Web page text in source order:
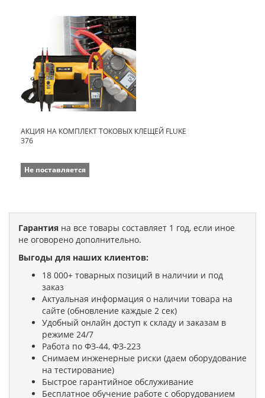
АКЦИЯ НА КОМПЛЕКТ ТОКОВЫХ КЛЕЩЕЙ FLUKE
376
Не поставляется
Гарантия на все товары составляет 1 год, если иное
не оговорено дополнительно.
Выгоды для наших клиентов:
18 000+ товарных позиций в наличии и под
заказ
Актуальная информация о наличии товара на
сайте (обновление каждые 2 сек)
Удобный онлайн доступ к складу и заказам в
режиме 24/7
Работа по ФЗ-44, ФЗ-223
Снимаем инженерные риски (даем оборудование
на тестирование)
Быстрое гарантийное обслуживание
Бесплатное обучение работе с оборудованием